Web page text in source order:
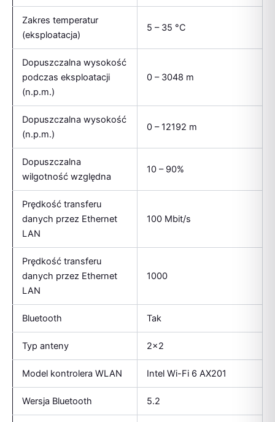
Zakres temperatur
(eksploatacja)
5 – 35 °C
Dopuszczalna wysokość
podczas eksploatacji
(n.p.m.)
0 – 3048 m
Dopuszczalna wysokość
(n.p.m.)
0 – 12192 m
Dopuszczalna
wilgotność względna
10 – 90%
Prędkość transferu
danych przez Ethernet
LAN
100 Mbit/s
Prędkość transferu
danych przez Ethernet
LAN
1000
Bluetooth Tak
Typ anteny 2×2
Model kontrolera WLAN Intel Wi-Fi 6 AX201
Wersja Bluetooth 5.2